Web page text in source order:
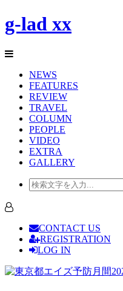
g-lad xx
NEWS
FEATURES
REVIEW
TRAVEL
COLUMN
PEOPLE
VIDEO
EXTRA
GALLERY
CONTACT US
REGISTRATION
LOG IN